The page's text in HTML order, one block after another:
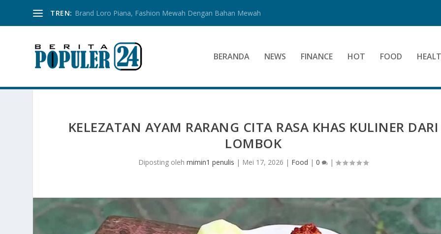
TREN: Brand Loro Piana, Fashion Mewah Dengan Bahan Mewah
BERANDA NEWS FINANCE HOT FOOD
KELEZATAN AYAM RARANG CITA RASA KHAS KULINER DARI
LOMBOK
Diposting olehmimin1 penulis | Mei 17, 2026 | Food |0 |